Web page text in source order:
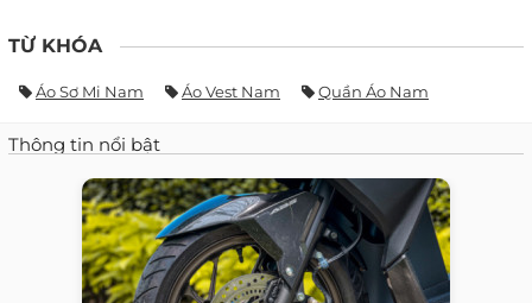
TỪ KHÓA
Áo Sơ Mi Nam Áo Vest Nam Quần Áo Nam
Thông tin nổi bật